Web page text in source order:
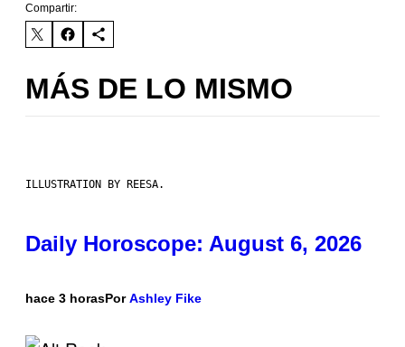
Compartir:
MÁS DE LO MISMO
ILLUSTRATION BY REESA.
Daily Horoscope: August 6, 2026
hace 3 horasPorAshley Fike